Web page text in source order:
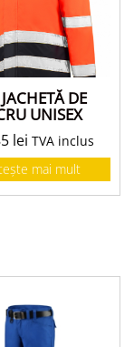
DE
UNISEX
lei TVA inclus
mai mult